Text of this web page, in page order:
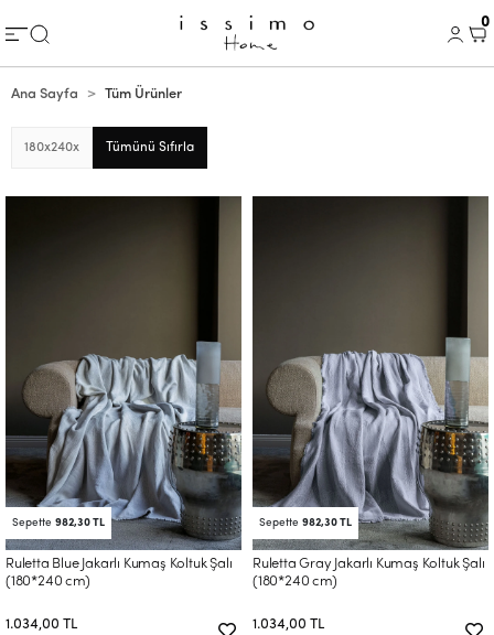
0
Ana Sayfa Tüm Ürünler
180x240x Tümünü Sıfırla
Sepette 982,30 TL
Ruletta Blue Jakarlı Kumaş Koltuk Şalı
(180*240 cm)
1.034,00 TL
Sepette 982,30 TL
Ruletta Gray Jakarlı Kumaş Koltuk Şalı
(180*240 cm)
1.034,00 TL